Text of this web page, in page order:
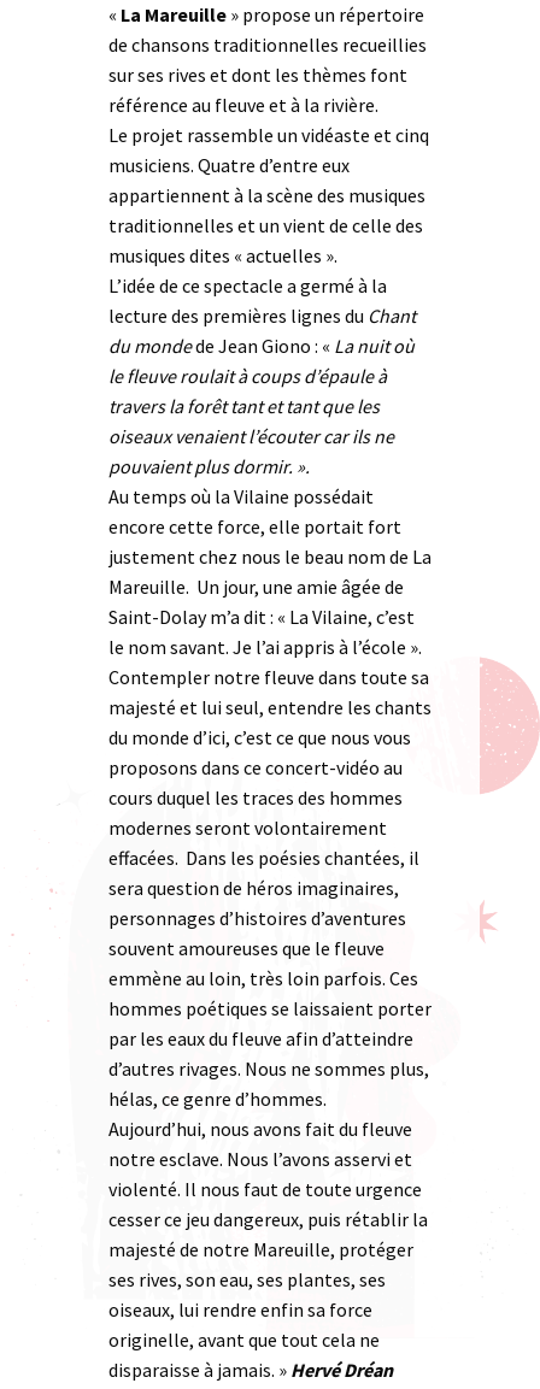
« La Mareuille » propose un répertoire
de chansons traditionnelles recueillies
sur ses rives et dont les thèmes font
référence au fleuve et à la rivière.
Le projet rassemble un vidéaste et cinq
musiciens. Quatre d’entre eux
appartiennent à la scène des musiques
traditionnelles et un vient de celle des
musiques dites « actuelles ».
L’idée de ce spectacle a germé à la
lecture des premières lignes du Chant
du mondede Jean Giono : « La nuit où
le fleuve roulait à coups d’épaule à
travers la forêt tant et tant que les
oiseaux venaient l’écouter car ils ne
pouvaient plus dormir. ».
Au temps où la Vilaine possédait
encore cette force, elle portait fort
justement chez nous le beau nom de La
Mareuille. Un jour, une amie âgée de
Saint-Dolay m’a dit : « La Vilaine, c’est
le nom savant. Je l’ai appris à l’école ».
Contempler notre fleuve dans toute sa
majesté et lui seul, entendre les chants
du monde d’ici, c’est ce que nous vous
proposons dans ce concert-vidéo au
cours duquel les traces des hommes
modernes seront volontairement
effacées. Dans les poésies chantées, il
sera question de héros imaginaires,
personnages d’histoires d’aventures
souvent amoureuses que le fleuve
emmène au loin, très loin parfois. Ces
hommes poétiques se laissaient porter
par les eaux du fleuve afin d’atteindre
d’autres rivages. Nous ne sommes plus,
hélas, ce genre d’hommes.
Aujourd’hui, nous avons fait du fleuve
notre esclave. Nous l’avons asservi et
violenté. Il nous faut de toute urgence
cesser ce jeu dangereux, puis rétablir la
majesté de notre Mareuille, protéger
ses rives, son eau, ses plantes, ses
oiseaux, lui rendre enfin sa force
originelle, avant que tout cela ne
disparaisse à jamais. » Hervé Dréan